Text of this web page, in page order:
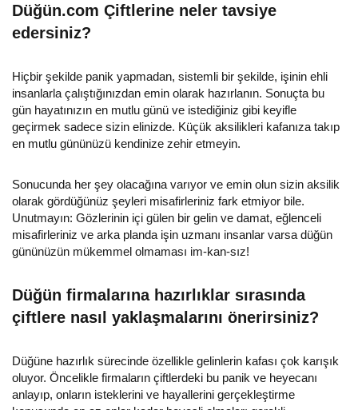
Düğün.com Çiftlerine neler tavsiye
edersiniz?
Hiçbir şekilde panik yapmadan, sistemli bir şekilde, işinin ehli
insanlarla çalıştığınızdan emin olarak hazırlanın. Sonuçta bu
gün hayatınızın en mutlu günü ve istediğiniz gibi keyifle
geçirmek sadece sizin elinizde. Küçük aksilikleri kafanıza takıp
en mutlu gününüzü kendinize zehir etmeyin.
Sonucunda her şey olacağına varıyor ve emin olun sizin aksilik
olarak gördüğünüz şeyleri misafirleriniz fark etmiyor bile.
Unutmayın: Gözlerinin içi gülen bir gelin ve damat, eğlenceli
misafirleriniz ve arka planda işin uzmanı insanlar varsa düğün
gününüzün mükemmel olmaması im-kan-sız!
Düğün firmalarına hazırlıklar sırasında
çiftlere nasıl yaklaşmalarını önerirsiniz?
Düğüne hazırlık sürecinde özellikle gelinlerin kafası çok karışık
oluyor. Öncelikle firmaların çiftlerdeki bu panik ve heyecanı
anlayıp, onların isteklerini ve hayallerini gerçekleştirme